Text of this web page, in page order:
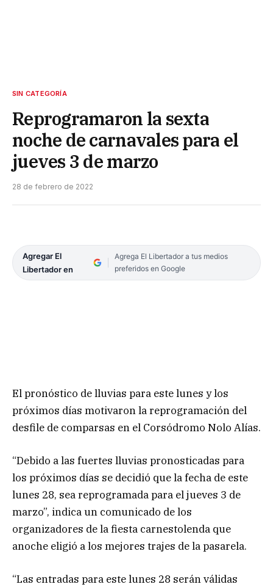
SIN CATEGORÍA
Reprogramaron la sexta
noche de carnavales para el
jueves 3 de marzo
28 de febrero de 2022
Agregar El
Libertador en
Agrega El Libertador a tus medios
preferidos en Google
El pronóstico de lluvias para este lunes y los
próximos días motivaron la reprogramación del
desfile de comparsas en el Corsódromo Nolo Alías.
“Debido a las fuertes lluvias pronosticadas para
los próximos días se decidió que la fecha de este
lunes 28, sea reprogramada para el jueves 3 de
marzo”, indica un comunicado de los
organizadores de la fiesta carnestolenda que
anoche eligió a los mejores trajes de la pasarela.
“Las entradas para este lunes 28 serán válidas